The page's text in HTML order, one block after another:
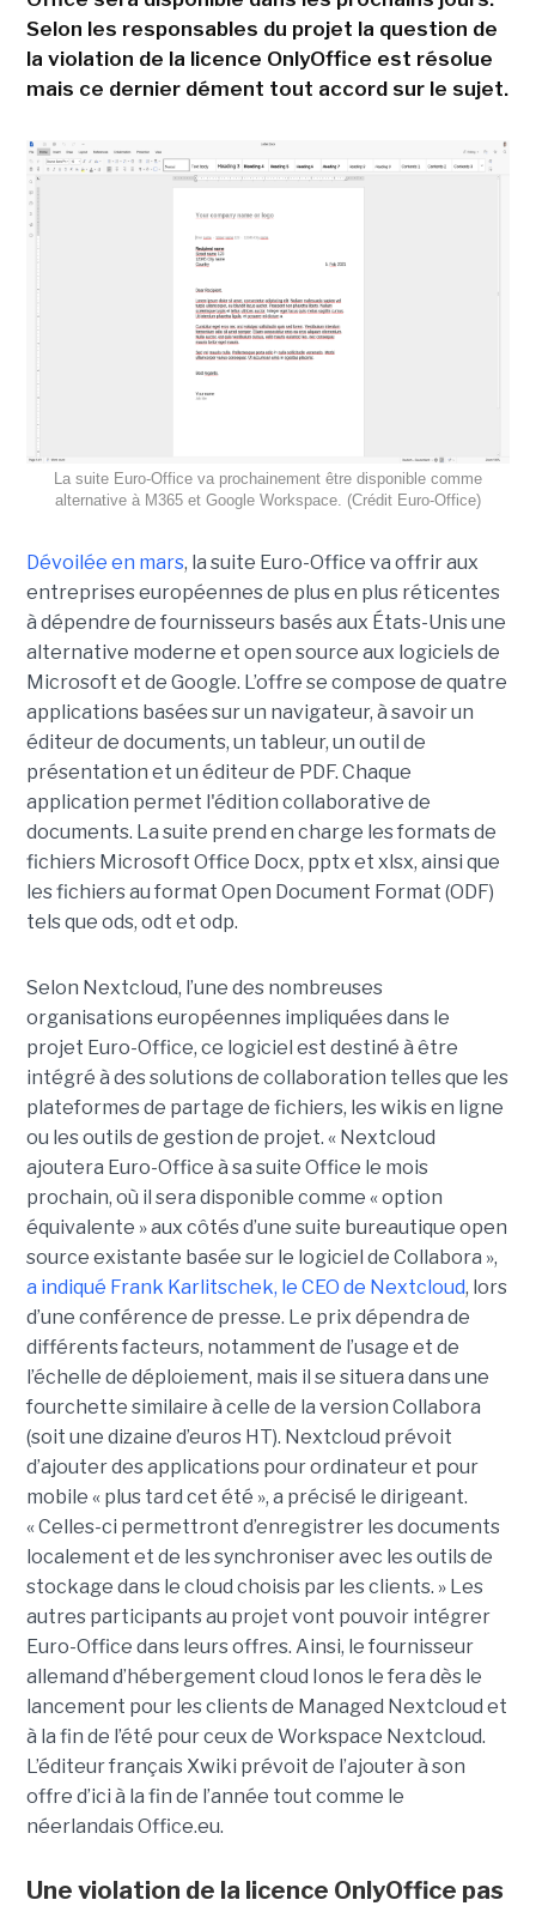
Selon les responsables du projet la question de
la violation de la licence OnlyOffice est résolue
mais ce dernier dément tout accord sur le sujet.
La suite Euro-Office va prochainement être disponible comme
alternative à M365 et Google Workspace. (Crédit Euro-Office)
Dévoilée en mars, la suite Euro-Office va offrir aux
entreprises européennes de plus en plus réticentes
à dépendre de fournisseurs basés aux États-Unis une
alternative moderne et open source aux logiciels de
Microsoft et de Google. L’offre se compose de quatre
applications basées sur un navigateur, à savoir un
éditeur de documents, un tableur, un outil de
présentation et un éditeur de PDF. Chaque
application permet l'édition collaborative de
documents. La suite prend en charge les formats de
fichiers Microsoft Office Docx, pptx et xlsx, ainsi que
les fichiers au format Open Document Format (ODF)
tels que ods, odt et odp.
Selon Nextcloud, l’une des nombreuses
organisations européennes impliquées dans le
projet Euro-Office, ce logiciel est destiné à être
intégré à des solutions de collaboration telles que les
plateformes de partage de fichiers, les wikis en ligne
ou les outils de gestion de projet. « Nextcloud
ajoutera Euro-Office à sa suite Office le mois
prochain, où il sera disponible comme « option
équivalente » aux côtés d’une suite bureautique open
source existante basée sur le logiciel de Collabora »,
a indiqué Frank Karlitschek, le CEO de Nextcloud, lors
d’une conférence de presse. Le prix dépendra de
différents facteurs, notamment de l’usage et de
l’échelle de déploiement, mais il se situera dans une
fourchette similaire à celle de la version Collabora
(soit une dizaine d’euros HT). Nextcloud prévoit
d’ajouter des applications pour ordinateur et pour
mobile « plus tard cet été », a précisé le dirigeant.
« Celles-ci permettront d’enregistrer les documents
localement et de les synchroniser avec les outils de
stockage dans le cloud choisis par les clients. » Les
autres participants au projet vont pouvoir intégrer
Euro-Office dans leurs offres. Ainsi, le fournisseur
allemand d’hébergement cloud Ionos le fera dès le
lancement pour les clients de Managed Nextcloud et
à la fin de l’été pour ceux de Workspace Nextcloud.
L’éditeur français Xwiki prévoit de l’ajouter à son
offre d’ici à la fin de l’année tout comme le
néerlandais Office.eu.
Une violation de la licence OnlyOffice pas